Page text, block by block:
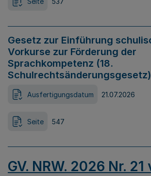
Gesetz zur Einführung
Vorkurse zur Förderung der
Sprachkompetenz (18.
Schulrechtsänderungsgesetz)
Ausfertigungsdatum 21.07.2026
Seite 547
GV. NRW. 2026 Nr. 21